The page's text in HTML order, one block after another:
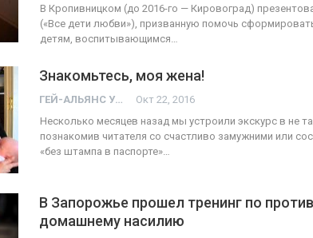
В Кропивницком (до 2016-го — Кировоград)
(«Все дети любви»), призванную помочь
детям, воспитывающимся…
Знакомьтесь, моя жена!
ГЕЙ-АЛЬЯНС УКРАИНА Окт 22, 2016
Несколько месяцев назад мы устроили экскурс в не
познакомив читателя со счастливо замужними или
«без штампа в паспорте»…
В Запорожье прошел тренинг по
домашнему насилию